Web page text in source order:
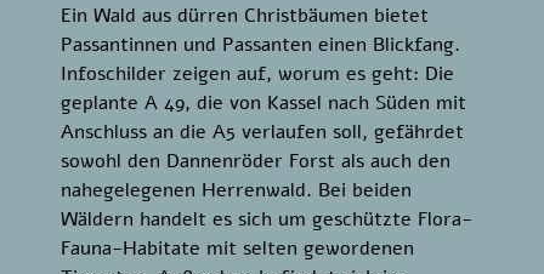
Ein Wald aus dürren Christbäumen bietet
Passantinnen und Passanten einen Blickfang.
Infoschilder zeigen auf, worum es geht: Die
geplante A 49, die von Kassel nach Süden mit
Anschluss an die A5 verlaufen soll, gefährdet
sowohl den Dannenröder Forst als auch den
nahegelegenen Herrenwald. Bei beiden
Wäldern handelt es sich um geschützte Flora-
Fauna-Habitate mit selten gewordenen